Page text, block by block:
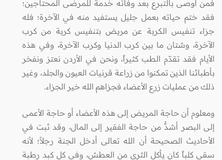
فمن أوصى بالتبرع بعد وفاته خدمة للمرضى المحتاجين؛
فقد ختم حياته بعمل جليل يستفيد منه في الآخرة؛ فله
جزاء تنفيس الكربة عن مريض بتنفيس كربة من كرب
الآخرة، وشتان ما بين كرب الدنيا وكرب الآخرة، وفي هذه
الأيام فقد تقدّم الطب كثيراً، ونحن في الأردن نعتز ونفخر
بأطبائنا الذين تمكنوا من زراعة قرنيات العيون والجلد، وغير
ذلك من عمليات زرع الأعضاء فجزاهم الله خير الجزاء.
ومعلوم أن حاجة المريض إلى هذه الأعضاء أو حاجة الأعمى
إلى البصر أشدُّ من حاجة الفقير إلى المال، وقد ثبت في
الأحاديث الصحيحة أن الله تعالى أدخل الجنة رجلاً؛ لأنه
سقى كلباً كان يأكل الثرى من العطش، وفي كل كبد رطبة